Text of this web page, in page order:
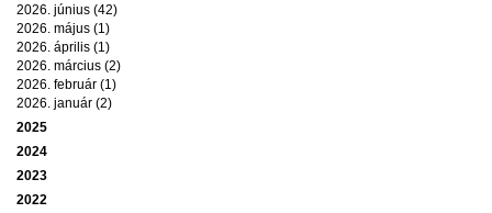
2026. június (42)
2026. május (1)
2026. április (1)
2026. március (2)
2026. február (1)
2026. január (2)
2025
2024
2023
2022